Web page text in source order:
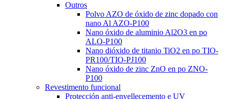
Outros
Polvo AZO de óxido de zinc dopado con
nano Al AZO-P100
Nano óxido de aluminio Al2O3 en po
ALO-P100
Nano dióxido de titanio TiO2 en po TIO-
PR100/TIO-PJ100
Nano óxido de zinc ZnO en po ZNO-
P100
Revestimento funcional
Protección anti-envellecemento e UV